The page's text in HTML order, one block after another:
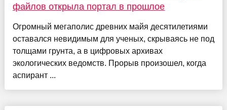
файлов открыла портал в прошлое
Огромный мегаполис древних майя десятилетиями
оставался невидимым для ученых, скрываясь не под
толщами грунта, а в цифровых архивах
экологических ведомств. Прорыв произошел, когда
аспирант ...